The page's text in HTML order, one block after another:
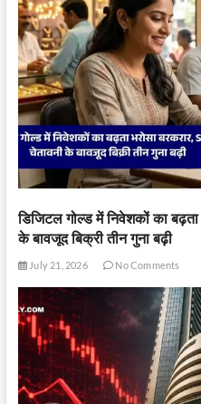
डिजिटल गोल्ड में निवेशकों का
के बावजूद बिक्री तीन गुना बढ़ी
July 21, 2026 No Comments